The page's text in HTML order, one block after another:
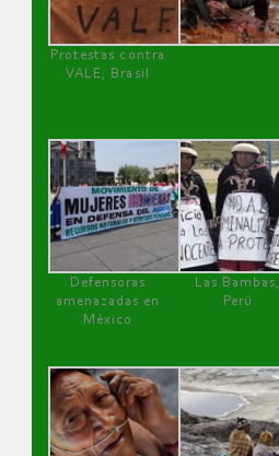
Protestas contra
VALE, Brasil
Defensoras
amenazadas en
México
Las Bambas,
Perú